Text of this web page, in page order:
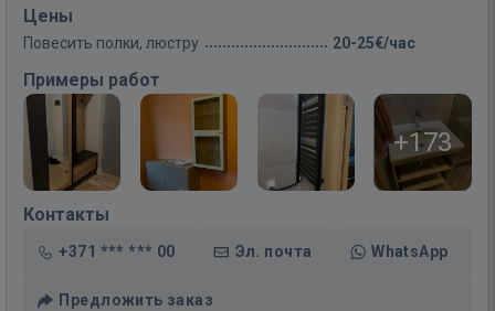
Цены
Повесить полки, люстру 20-25€/час
Примеры работ
+173
Контакты
+371 *** *** 00 Эл. почта WhatsApp
Предложить заказ